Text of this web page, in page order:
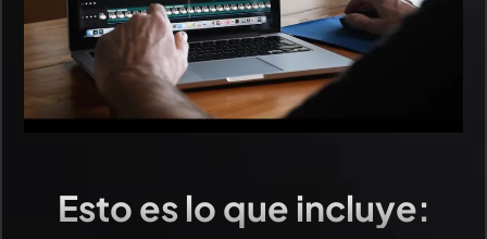
Esto es lo que incluye: